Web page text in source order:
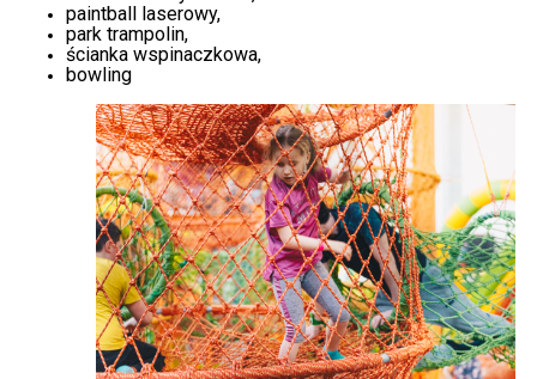
paintball laserowy,
park trampolin,
ścianka wspinaczkowa,
bowling